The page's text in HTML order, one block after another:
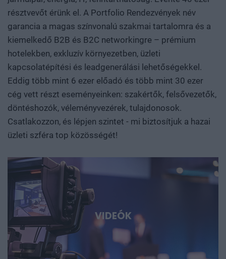
tudományos vagy mérnöki felismerésből piacképes
vállalat, majd exportképes ipari teljesítmény. Hol áll Európa
és Magyarország az Egyesült Államok és Kína közötti
technológiai versenyben? Mely területeken van valódi
tudásunk és mozgásterünk, hol függünk másoktól, és
hogyan léphetünk túl a felhasználói vagy
összeszerelőüzemi szerepen? Szó lesz arról is, hogyan
születnek valójában az áttörések. Milyen kutatási
környezet, infrastruktúra, finanszírozás és intézményi
együttműködés szükséges ahhoz, hogy egy ígéretes
eredmény ne vesszen el a publikációk vagy prototípusok
ipari képességgé váljon. Kutatók, egyetemi és vállalati K+F-
vezetők, alapítók, befektetők, bankok, döntéshozók és
nemzetközi technológiai szereplők beszélnek az AI-ról, a
robotikáról, a biotech- és medtech-megoldásokról, az
energiatárolásról, az új anyagokról, valamint az űripari,
védelmi és dual-use fejlesztésekről. Konkrét
esettanulmányokon keresztül mutatjuk meg, hol
körvonalazódnak a következő nagy technológiai
résztvevőt érünk el. A Portfolio Rendezvények név
garancia a magas színvonalú szakmai tartalomra és a
kiemelkedő B2B és B2C networkingre – prémium
hotelekben, exkluzív környezetben, üzleti
kapcsolatépítési és leadgenerálási lehetőségekkel.
Eddig több mint 6 ezer előadó és több mint 30 ezer
cég vett részt eseményeinken: szakértők, felsővezetők,
döntéshozók, véleményvezérek, tulajdonosok.
Csatlakozzon, és lépjen szintet - mi biztosítjuk a hazai
üzleti szféra top közösségét!
VIDEÓK